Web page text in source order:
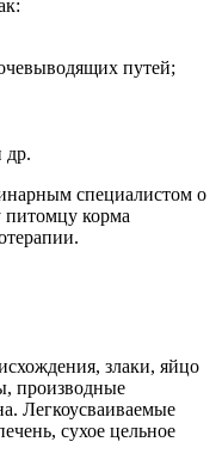
путей;
др.
специалистом о
корма
злаки, яйцо
производные
Легкоусваиваемые
сухое цельное